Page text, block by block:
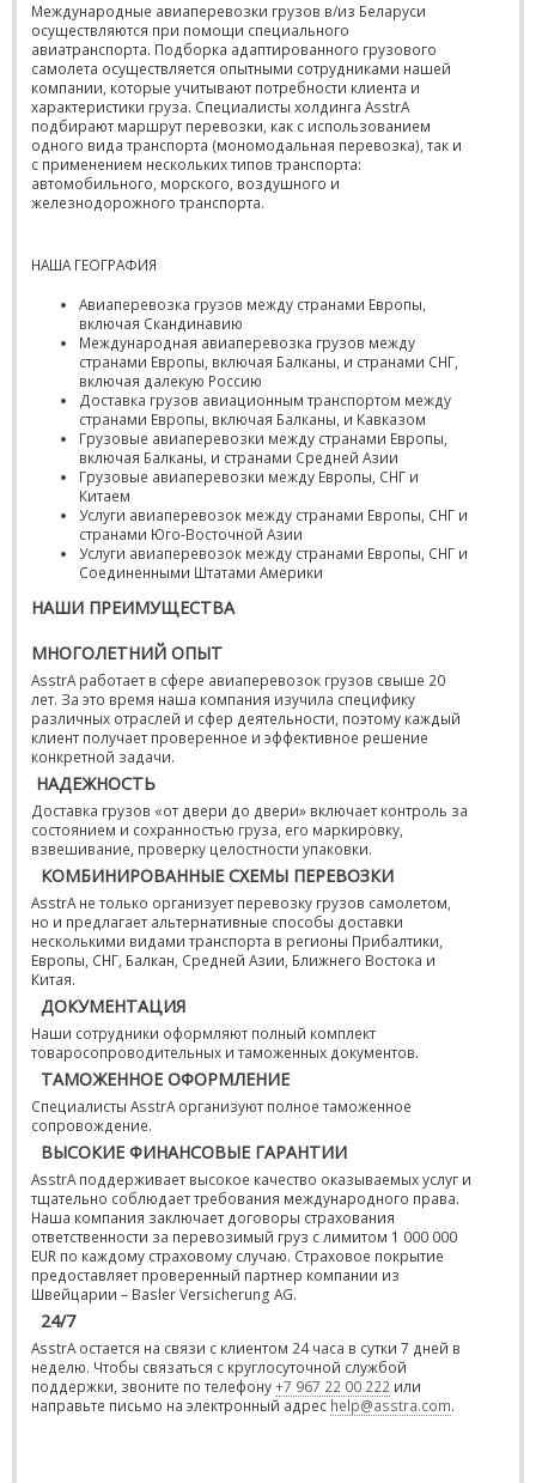
Международные авиаперевозки грузов в/из Беларуси
осуществляются при помощи специального
авиатранспорта. Подборка адаптированного грузового
самолета осуществляется опытными сотрудниками нашей
компании, которые учитывают потребности клиента и
характеристики груза. Специалисты холдинга AsstrA
подбирают маршрут перевозки, как с использованием
одного вида транспорта (мономодальная перевозка), так и
с применением нескольких типов транспорта:
автомобильного, морского, воздушного и
железнодорожного транспорта.
НАША ГЕОГРАФИЯ
Авиаперевозка грузов между странами Европы,
включая Скандинавию
Международная авиаперевозка грузов между
странами Европы, включая Балканы, и странами СНГ,
включая далекую Россию
Доставка грузов авиационным транспортом между
странами Европы, включая Балканы, и Кавказом
Грузовые авиаперевозки между странами Европы,
включая Балканы, и странами Средней Азии
Грузовые авиаперевозки между Европы, СНГ и
Китаем
Услуги авиаперевозок между странами Европы, СНГ и
странами Юго-Восточной Азии
Услуги авиаперевозок между странами Европы, СНГ и
Соединенными Штатами Америки
НАШИ ПРЕИМУЩЕСТВА
МНОГОЛЕТНИЙ ОПЫТ
AsstrA работает в сфере авиаперевозок грузов свыше 20
лет. За это время наша компания изучила специфику
различных отраслей и сфер деятельности, поэтому каждый
клиент получает проверенное и эффективное решение
конкретной задачи.
НАДЕЖНОСТЬ
Доставка грузов «от двери до двери» включает контроль за
состоянием и сохранностью груза, его маркировку,
взвешивание, проверку целостности упаковки.
КОМБИНИРОВАННЫЕ СХЕМЫ ПЕРЕВОЗКИ
AsstrA не только организует перевозку грузов самолетом,
но и предлагает альтернативные способы доставки
несколькими видами транспорта в регионы Прибалтики,
Европы, СНГ, Балкан, Средней Азии, Ближнего Востока и
Китая.
ДОКУМЕНТАЦИЯ
Наши сотрудники оформляют полный комплект
товаросопроводительных и таможенных документов.
ТАМОЖЕННОЕ ОФОРМЛЕНИЕ
Специалисты AsstrA организуют полное таможенное
сопровождение.
ВЫСОКИЕ ФИНАНСОВЫЕ ГАРАНТИИ
AsstrA поддерживает высокое качество оказываемых услуг и
тщательно соблюдает требования международного права.
Наша компания заключает договоры страхования
ответственности за перевозимый груз с лимитом 1 000 000
EUR по каждому страховому случаю. Страховое покрытие
предоставляет проверенный партнер компании из
Швейцарии – Basler Versicherung AG.
24/7
AsstrA остается на связи с клиентом 24 часа в сутки 7 дней в
неделю. Чтобы связаться с круглосуточной службой
поддержки, звоните по телефону+7 967 22 00 222 или
направьте письмо на электронный адрес help@asstra.com.